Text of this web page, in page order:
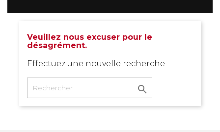
Veuillez nous excuser pour le
désagrément.
Effectuez une nouvelle recherche
